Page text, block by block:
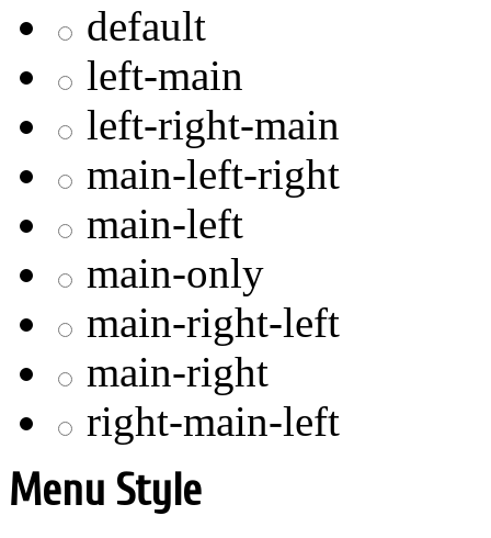
default
left-main
left-right-main
main-left-right
main-left
main-only
main-right-left
main-right
right-main-left
Menu Style